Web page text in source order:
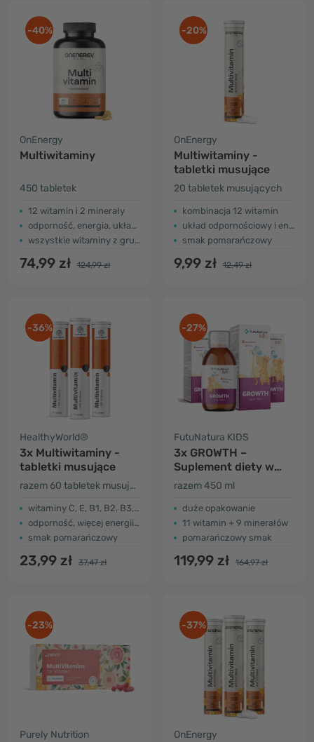
-40%
OnEnergy
Multiwitaminy
450 tabletek
12 witamin i 2 minerały
odporność, energia, układ nerwowy...
wszystkie witaminy z grupy B
74,99 zł 124,99 zł
-20%
OnEnergy
Multiwitaminy -
tabletki musujące
20 tabletek musujących
kombinacja 12 witamin
układ odpornościowy i energia
smak pomarańczowy
9,99 zł 12,49 zł
-36%
HealthyWorld®
3x Multiwitaminy -
tabletki musujące
razem 60 tabletek musujących
witaminy C, E, B1, B2, B3, B5, B6 i B12
odporność, więcej energii…
smak pomarańczowy
23,99 zł 37,47 zł
-27%
FutuNatura KIDS
3x GROWTH –
Suplement diety w
płynie dla dzieci w
razem 450 ml
duże opakowanie
11 witamin + 9 minerałów
pomarańczowy smak
119,99 zł 164,97 zł
-23%
Purely Nutrition
-37%
OnEnergy